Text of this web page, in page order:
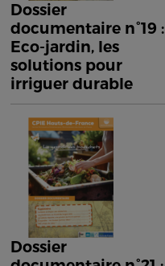
Dossier
documentaire n°19 :
Eco-jardin, les
solutions pour
irriguer durable
Dossier